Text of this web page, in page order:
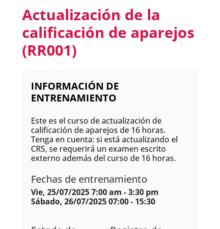
Actualización de la
calificación de aparejos
(RR001)
INFORMACIÓN DE
ENTRENAMIENTO
Este es el curso de actualización de
calificación de aparejos de 16 horas.
Tenga en cuenta: si está actualizando el
CRS, se requerirá un examen escrito
externo además del curso de 16 horas.
Fechas de entrenamiento
Vie, 25/07/2025 7:00 am - 3:30 pm
Sábado, 26/07/2025 07:00 - 15:30